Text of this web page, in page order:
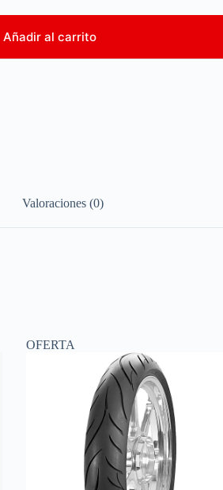
Añadir al carrito
Valoraciones (0)
OFERTA